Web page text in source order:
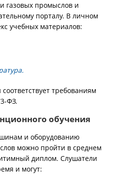
газовых промыслов и
порталу. В личном
учебных материалов:
требованиям
ФЗ.
обучения
и оборудованию
можно пройти в среднем
диплом. Слушатели
и могут: